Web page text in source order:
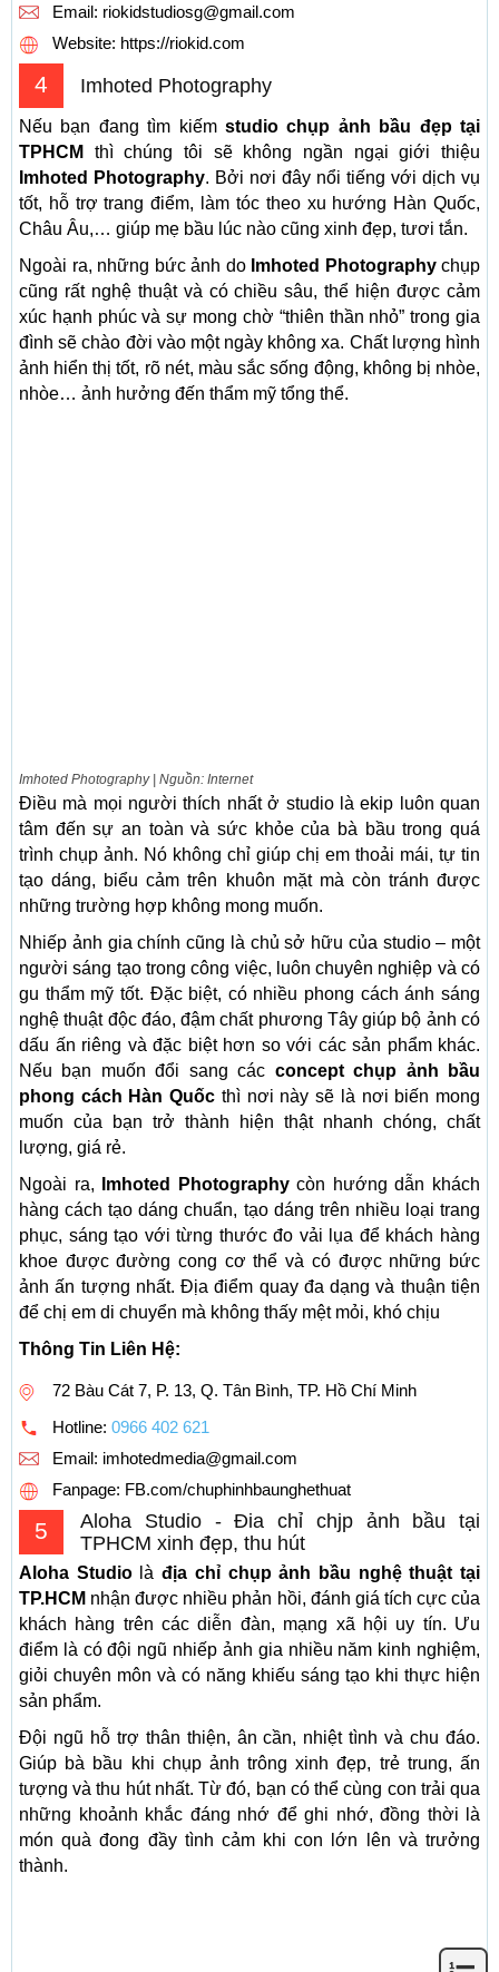
Email: riokidstudiosg@gmail.com
Website: https://riokid.com
4 Imhoted Photography
Nếu bạn đang tìm kiếmstudio chụp ảnh bầu đẹp tại
TPHCM
thì chúng tôi sẽ không ngần ngại giới thiệu
Imhoted Photography. Bởi nơi đây nổi tiếng với dịch vụ
tốt, hỗ trợ trang điểm, làm tóc theo xu hướng Hàn Quốc,
Châu Âu,… giúp mẹ bầu lúc nào cũng xinh đẹp, tươi tắn.
Ngoài ra, những bức ảnh do Imhoted Photographychụp
cũng rất nghệ thuật và có chiều sâu, thể hiện được cảm
xúc hạnh phúc và sự mong chờ “thiên thần nhỏ” trong gia
đình sẽ chào đời vào một ngày không xa. Chất lượng hình
ảnh hiển thị tốt, rõ nét, màu sắc sống động, không bị nhòe,
nhòe… ảnh hưởng đến thẩm mỹ tổng thể.
Imhoted Photography | Nguồn: Internet
Điều mà mọi người thích nhất ở studio là ekip luôn quan
tâm đến sự an toàn và sức khỏe của bà bầu trong quá
trình chụp ảnh. Nó không chỉ giúp chị em thoải mái, tự tin
tạo dáng, biểu cảm trên khuôn mặt mà còn tránh được
những trường hợp không mong muốn.
Nhiếp ảnh gia chính cũng là chủ sở hữu của studio – một
người sáng tạo trong công việc, luôn chuyên nghiệp và có
gu thẩm mỹ tốt. Đặc biệt, có nhiều phong cách ánh sáng
nghệ thuật độc đáo, đậm chất phương Tây giúp bộ ảnh có
dấu ấn riêng và đặc biệt hơn so với các sản phẩm khác.
Nếu bạn muốn đổi sang các concept chụp ảnh bầu
phong cách Hàn Quốc thì nơi này sẽ là nơi biến mong
muốn của bạn trở thành hiện thật nhanh chóng, chất
lượng, giá rẻ.
Ngoài ra,
Imhoted Photographycòn hướng dẫn khách
hàng cách tạo dáng chuẩn, tạo dáng trên nhiều loại trang
phục, sáng tạo với từng thước đo vải lụa để khách hàng
khoe được đường cong cơ thể và có được những bức
ảnh ấn tượng nhất. Địa điểm quay đa dạng và thuận tiện
để chị em di chuyển mà không thấy mệt mỏi, khó chịu
Thông Tin Liên Hệ:
72 Bàu Cát 7, P. 13, Q. Tân Bình, TP. Hồ Chí Minh
Hotline: 0966 402 621
Email: imhotedmedia@gmail.com
Fanpage: FB.com/chuphinhbaunghethuat
5
Aloha Studio - Đia chỉ chjp ảnh bầu tại
TPHCM xinh đẹp, thu hút
Aloha Studiolàđịa chỉ chụp ảnh bầu nghệ thuật tại
TP.HCM nhận được nhiều phản hồi, đánh giá tích cực của
khách hàng trên các diễn đàn, mạng xã hội uy tín. Ưu
điểm là có đội ngũ nhiếp ảnh gia nhiều năm kinh nghiệm,
giỏi chuyên môn và có năng khiếu sáng tạo khi thực hiện
sản phẩm.
Đội ngũ hỗ trợ thân thiện, ân cần, nhiệt tình và chu đáo.
Giúp bà bầu khi chụp ảnh trông xinh đẹp, trẻ trung, ấn
tượng và thu hút nhất. Từ đó, bạn có thể cùng con trải qua
những khoảnh khắc đáng nhớ để ghi nhớ, đồng thời là
món quà đong đầy tình cảm khi con lớn lên và trưởng
thành.